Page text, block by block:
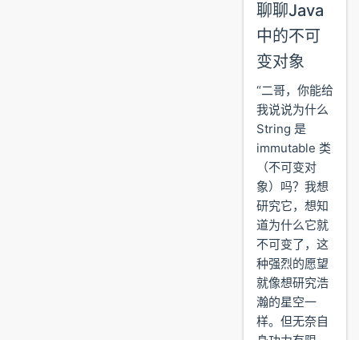
聊聊Java
中的不可
变对象
“二哥，你能给
我说说为什么
String 是
immutable 类
（不可变对
象）吗？我想
研究它，想知
道为什么它就
不可变了，这
种强烈的愿望
就像想研究浩
瀚的星空一
样。但无奈自